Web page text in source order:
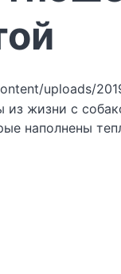
uploads/
из жизни с
наполнены